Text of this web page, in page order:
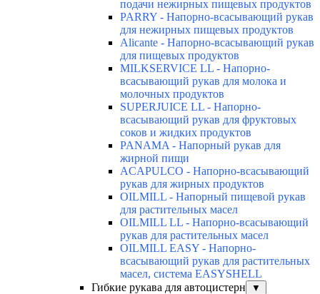
подачи нежирных пищевых продуктов
PARRY - Напорно-всасывающий рукав
для нежирных пищевых продуктов
Alicante - Напорно-всасывающий рукав
для пищевых продуктов
MILKSERVICE LL - Напорно-
всасывающий рукав для молока и
молочных продуктов
SUPERJUICE LL - Напорно-
всасывающий рукав для фруктовых
соков и жидких продуктов
PANAMA - Напорный рукав для
жирной пищи
ACAPULCO - Напорно-всасывающий
рукав для жирных продуктов
OILMILL - Напорный пищевой рукав
для растительных масел
OILMILL LL - Напорно-всасывающий
рукав для растительных масел
OILMILL EASY - Напорно-
всасывающий рукав для растительных
масел, система EASYSHELL
Гибкие рукава для автоцистерн
▼